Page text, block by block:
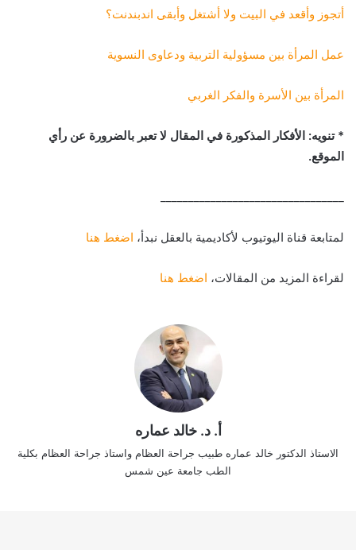
أتجوز وأقعد في البيت ولا أشتغل وأبقى اندبندنت؟
عمل المرأة بين مسؤولية التربية ودعاوى النسوية
المرأة بين الأسرة والفكر الغربي
* تنويه: الأفكار المذكورة في المقال لا تعبر بالضرورة عن رأي
الموقع.
لمتابعة قناة اليوتيوب لأكاديمية بالعقل نبدأ، اضغط هنا
لقراءة المزيد من المقالات، اضغط هنا
أ. د. خالد عماره
الاستاذ الدكتور خالد عماره طبيب جراحة العظام واستاذ جراحة العظام بكلية
الطب جامعة عين شمس